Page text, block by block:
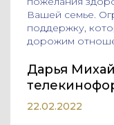
Вашей семье.
поддержку,
дорожим
Дарья
22.02.2022